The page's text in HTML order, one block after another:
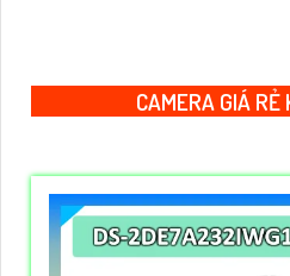
CAMERA GIÁ RẺ